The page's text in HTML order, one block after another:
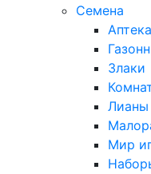
Семена
Злаки
Лианы
Мир